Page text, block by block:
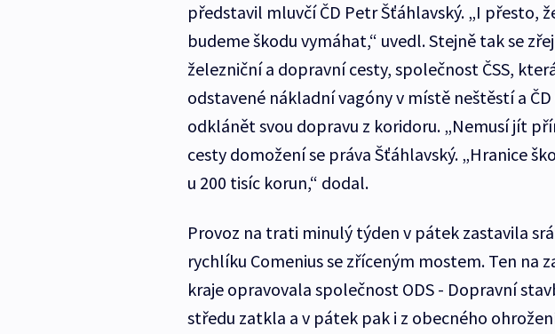
představil mluvčí ČD Petr Šťáhlavský. „I přesto,
budeme škodu vymáhat,“ uvedl. Stejně tak se
železniční a dopravní cesty, společnost ČSS,
odstavené nákladní vagóny v místě neštěstí a
odklánět svou dopravu z koridoru. „Nemusí jít
cesty domožení se práva Šťáhlavský. „Hranice
u 200 tisíc korun,“ dodal.
Provoz na trati minulý týden v pátek zastavila
rychlíku Comenius se zříceným mostem. Ten na
kraje opravovala společnost ODS - Dopravní
středu zatkla a v pátek pak i z obecného